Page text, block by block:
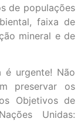
de populações
faixa de
mineral e de
é urgente! Não
preservar os
Objetivos de
Unidas: